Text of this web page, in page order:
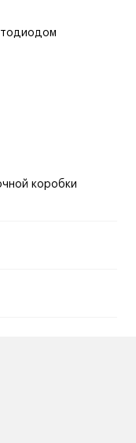
коробки